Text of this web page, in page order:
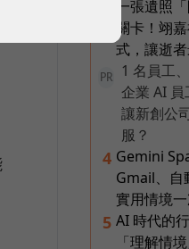
一張遺照
關卡！翊
式，讓逝
PR
1 名員工
企業 AI 員
讓新創公
服？
4 Gemini
Gmail、自
實用情境
5 AI 時代的
「理解情